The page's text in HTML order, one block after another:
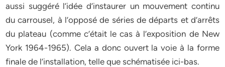
aussi suggéré l’idée d’instaurer un mouvement continu
du carrousel, à l’opposé de séries de départs et d’arrêts
du plateau (comme c’était le cas à l’exposition de New
York 1964-1965). Cela a donc ouvert la voie à la forme
finale de l’installation, telle que schématisée ici-bas.